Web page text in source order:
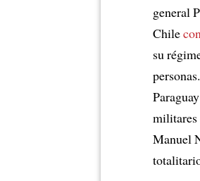
general
Chile
su
militares
Manuel